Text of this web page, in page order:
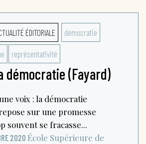
ÉDITORIALE démocratie
représentativité
démocratie (Fayard)
voix : la démocratie
sur une promesse
souvent se fracasse...
2020 École Supérieure de